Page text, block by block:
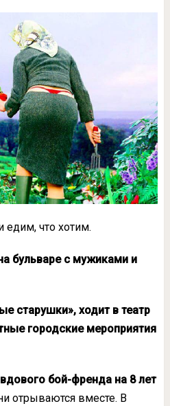
едим, что хотим.
бульваре с мужиками и
старушки», ходит в театр
городские мероприятия
бой-френда на 8 лет
отрываются вместе. В